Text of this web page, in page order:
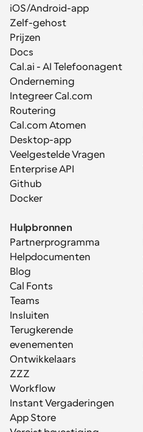
iOS/Android-app
Zelf-gehost
Prijzen
Docs
Cal.ai - AI Telefoonagent
Onderneming
Integreer Cal.com
Routering
Cal.com Atomen
Desktop-app
Veelgestelde Vragen
Enterprise API
Github
Docker
Hulpbronnen
Partnerprogramma
Helpdocumenten
Blog
Cal Fonts
Teams
Insluiten
Terugkerende
evenementen
Ontwikkelaars
ZZZ
Workflow
Instant Vergaderingen
App Store